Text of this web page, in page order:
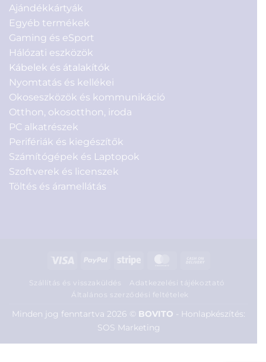
Ajándékkártyák
Egyéb termékek
Gaming és eSport
Hálózati eszközök
Kábelek és átalakítók
Nyomtatás és kellékei
Okoseszközök és kommunikáció
Otthon, okosotthon, iroda
PC alkatrészek
Perifériák és kiegészítők
Számítógépek és Laptopok
Szoftverek és licenszek
Töltés és áramellátás
Visa PayPal Stripe MasterCard
Delivery
Szállítás és visszaküldés
Adatkezelési tájékoztató
Általános szerződési feltételek
Minden jog fenntartva 2026 © BOVITO - Honlapkészítés:
SOS Marketing